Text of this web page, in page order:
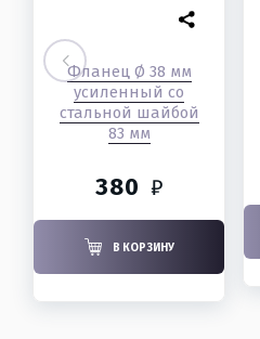
Фланец Ø 38 мм
усиленный со
стальной шайбой
83 мм
380 ₽
В КОРЗИНУ